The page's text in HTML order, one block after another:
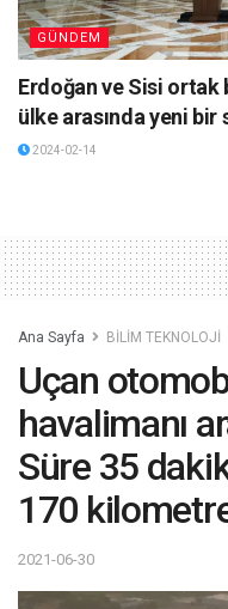
GÜNDEM
Erdoğan ve Sisi ortak
ülke arasında yeni bir
2024-02-14
Ana Sayfa BİLİM TEKNOLOJİ
Uçan
havalimanı
Süre 35
170
2021-06-30